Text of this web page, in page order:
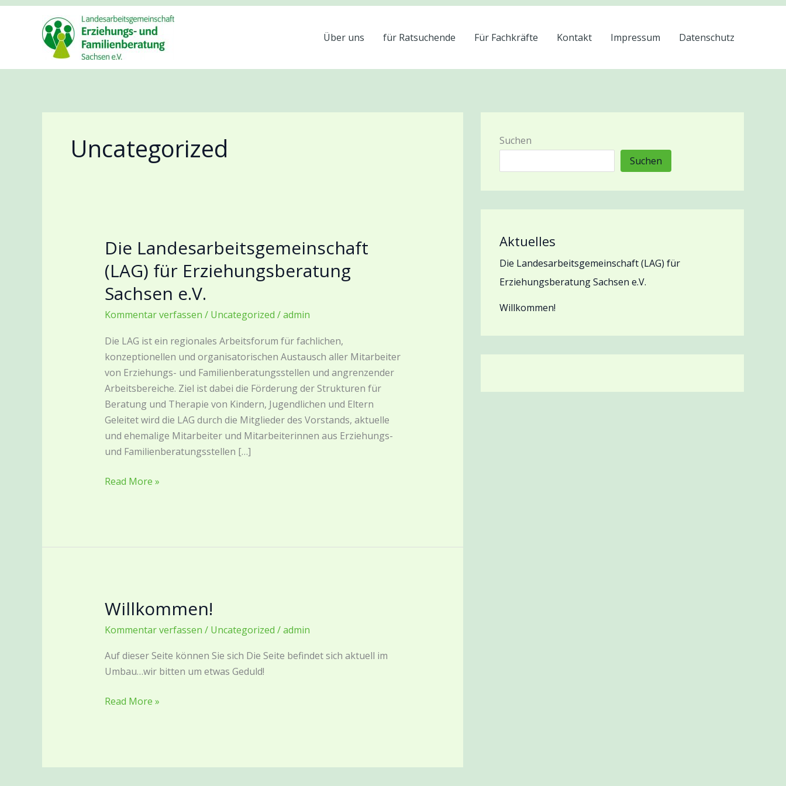
Über uns für Ratsuchende Für Fachkräfte Kontakt Impressum Datenschutz
Uncategorized
Die Landesarbeitsgemeinschaft
(LAG) für Erziehungsberatung
Sachsen e.V.
Kommentar verfassen / Uncategorized /admin
Die LAG ist ein regionales Arbeitsforum für fachlichen,
konzeptionellen und organisatorischen Austausch aller Mitarbeiter
von Erziehungs- und Familienberatungsstellen und angrenzender
Arbeitsbereiche. Ziel ist dabei die Förderung der Strukturen für
Beratung und Therapie von Kindern, Jugendlichen und Eltern
Geleitet wird die LAG durch die Mitglieder des Vorstands, aktuelle
und ehemalige Mitarbeiter und Mitarbeiterinnen aus Erziehungs-
und Familienberatungsstellen […]
Die
(LAG)
für
Sachsen
e.V.
Read More »
Willkommen!
Kommentar verfassen / Uncategorized /admin
Auf dieser Seite können Sie sich Die Seite befindet sich aktuell im
Umbau…wir bitten um etwas Geduld!
Willkommen!
Read More »
Suchen
Suchen
Aktuelles
Die Landesarbeitsgemeinschaft (LAG) für
Erziehungsberatung Sachsen e.V.
Willkommen!